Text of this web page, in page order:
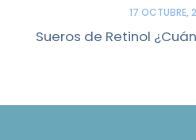
17 OCTUBRE,
Sueros de Retinol